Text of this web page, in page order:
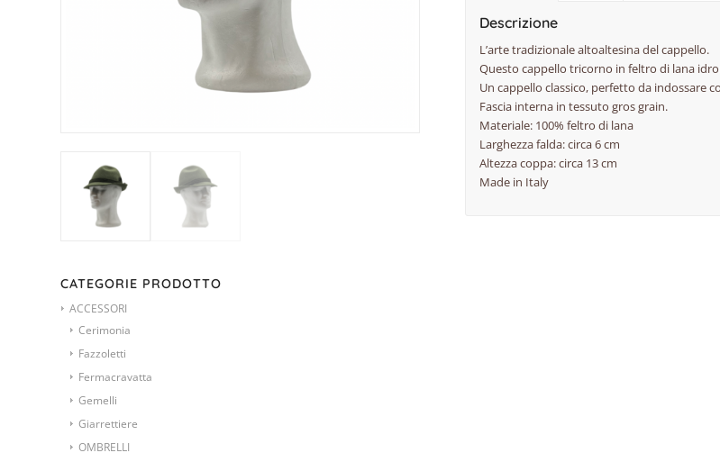
CATEGORIE PRODOTTO
ACCESSORI
Cerimonia
Fazzoletti
Fermacravatta
Gemelli
Giarrettiere
OMBRELLI
Descrizione
L’arte tradizionale altoaltesina del cappello.
Questo cappello tricorno in feltro di lana
Un cappello classico, perfetto da indossare
Fascia interna in tessuto gros grain.
Materiale: 100% feltro di lana
Larghezza falda: circa 6 cm
Altezza coppa: circa 13 cm
Made in Italy